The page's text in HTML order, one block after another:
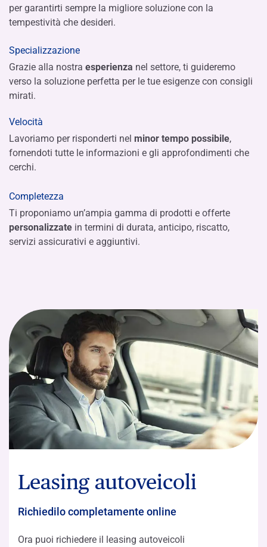
DICONO DI NOI
CONTATTI
per garantirti sempre la migliore soluzione con la
tempestività che desideri.
Specializzazione
Grazie alla nostra esperienza nel settore, ti guideremo
verso la soluzione perfetta per le tue esigenze con consigli
mirati.
Velocità
Lavoriamo per risponderti nel minor tempo possibile,
fornendoti tutte le informazioni e gli approfondimenti che
cerchi.
Completezza
Ti proponiamo un’ampia gamma di prodotti e offerte
personalizzate in termini di durata, anticipo, riscatto,
servizi assicurativi e aggiuntivi.
Leasing autoveicoli
Richiedilo completamente online
Ora puoi richiedere il leasing autoveicoli